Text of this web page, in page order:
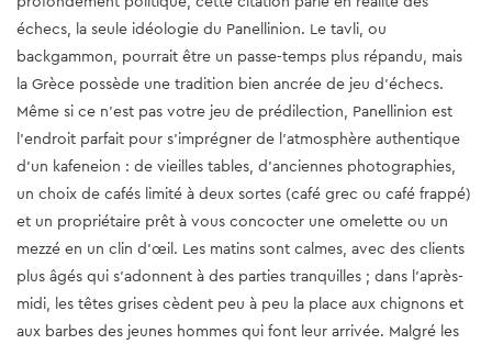
échecs, la seule idéologie du Panellinion. Le tavli, ou
backgammon, pourrait être un passe-temps plus répandu, mais
la Grèce possède une tradition bien ancrée de jeu d’échecs.
Même si ce n’est pas votre jeu de prédilection, Panellinion est
l’endroit parfait pour s’imprégner de l’atmosphère authentique
d’un kafeneion : de vieilles tables, d’anciennes photographies,
un choix de cafés limité à deux sortes (café grec ou café frappé)
et un propriétaire prêt à vous concocter une omelette ou un
mezzé en un clin d’œil. Les matins sont calmes, avec des clients
plus âgés qui s’adonnent à des parties tranquilles ; dans l’après-
midi, les têtes grises cèdent peu à peu la place aux chignons et
aux barbes des jeunes hommes qui font leur arrivée. Malgré les